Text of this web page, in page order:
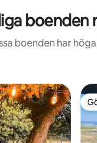
boenden har